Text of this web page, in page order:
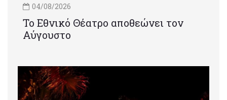
04/08/2026
Το Εθνικό Θέατρο αποθεώνει τον
Αύγουστο